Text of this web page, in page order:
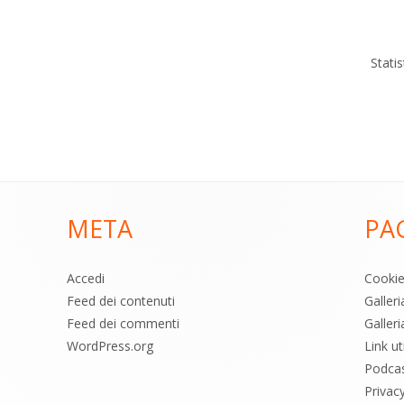
META
Accedi
Feed dei contenuti
Feed dei commenti
WordPress.org
Link